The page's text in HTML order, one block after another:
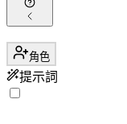
角色
提示詞